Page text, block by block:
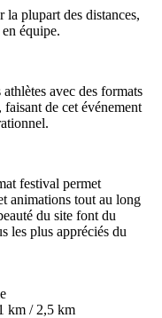
la plupart des distances,
équipe.
avec des formats
faisant de cet événement
festival permet
animations tout au long
du site font du
les plus appréciés du
km / 2,5 km